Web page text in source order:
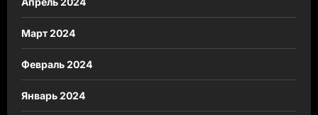
Март 2024
Февраль 2024
Январь 2024